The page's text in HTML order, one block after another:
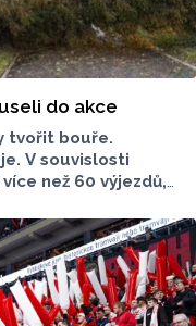
do akce
tvořit bouře.
V souvislosti
než 60 výjezdů,
na sociálních sítích.